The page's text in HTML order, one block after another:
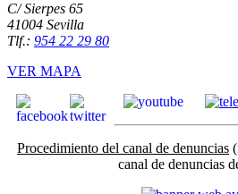
C/ Sierpes 65
41004 Sevilla
Tlf.: 954 22 29 80
VER MAPA
Procedimiento del canal de denuncias
canal de denuncias